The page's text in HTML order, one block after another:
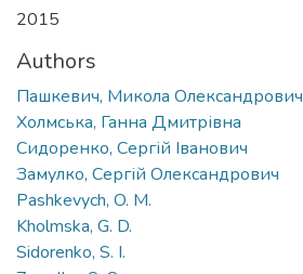
2015
Authors
Пашкевич, Микола Олександрович
Холмська, Ганна Дмитрівна
Сидоренко, Сергій Іванович
Замулко, Сергій Олександрович
Pashkevych, O. M.
Kholmska, G. D.
Sidorenko, S. I.